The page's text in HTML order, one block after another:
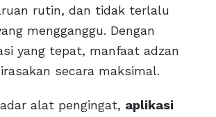
rutin, dan tidak terlalu
mengganggu. Dengan
yang tepat, manfaat adzan
secara maksimal.
alat pengingat, aplikasi